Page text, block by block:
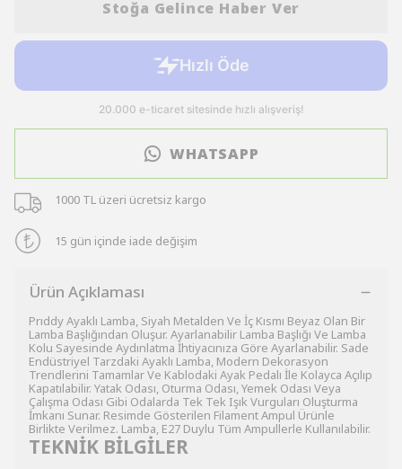
Stoğa Gelince Haber Ver
WHATSAPP
1000 TL üzeri ücretsiz kargo
15 gün içinde iade değişim
Ürün Açıklaması
Prıddy Ayaklı Lamba, Siyah Metalden Ve İç Kısmı Beyaz Olan Bir
Lamba Başlığından Oluşur. Ayarlanabilir Lamba Başlığı Ve Lamba
Kolu Sayesinde Aydınlatma İhtiyacınıza Göre Ayarlanabilir. Sade
Endüstriyel Tarzdaki Ayaklı Lamba, Modern Dekorasyon
Trendlerini Tamamlar Ve Kablodaki Ayak Pedalı İle Kolayca Açılıp
Kapatılabilir. Yatak Odası, Oturma Odası, Yemek Odası Veya
Çalışma Odası Gibi Odalarda Tek Tek Işık Vurguları Oluşturma
İmkanı Sunar. Resimde Gösterilen Filament Ampul Ürünle
Birlikte Verilmez. Lamba, E27 Duylu Tüm Ampullerle Kullanılabilir.
TEKNİK BİLGİLER